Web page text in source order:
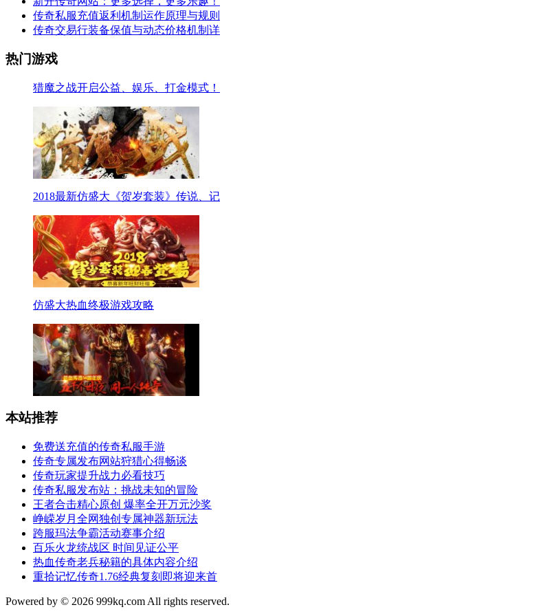
传奇私服充值返利机制运作原理与规则
传奇交易行装备保值与动态价格机制详
热门游戏
猎魔之战开启公益、娱乐、打金模式！
2018最新仿盛大《贺岁套装》传说、记
仿盛大热血终极游戏攻略
本站推荐
免费送充值的传奇私服手游
传奇专属发布网站狩猎心得畅谈
传奇玩家提升战力必看技巧
传奇私服发布站：挑战未知的冒险
王者合击精心原创 爆率全开万元沙奖
峥嵘岁月全网独创专属神器新玩法
跨服玛法争霸活动赛事介绍
百乐火龙统战区 时间见证公平
热血传奇老兵秘籍的具体内容介绍
重拾记忆传奇1.76经典复刻即将迎来首
Powered by © 2026 999kq.com All rights reserved.